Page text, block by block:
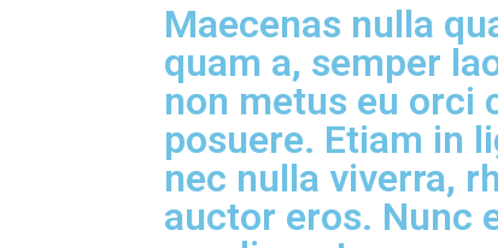
Maecenas nulla
quam a, semper
non metus eu orci
posuere. Etiam in
nec nulla viverra,
auctor eros. Nunc